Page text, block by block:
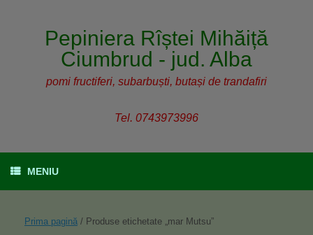
Pepiniera Rîștei Mihăiță
Ciumbrud - jud. Alba
pomi fructiferi, subarbuști, butași de trandafiri
Tel. 0743973996
MENIU
Prima pagină / Produse etichetate „mar Mutsu”